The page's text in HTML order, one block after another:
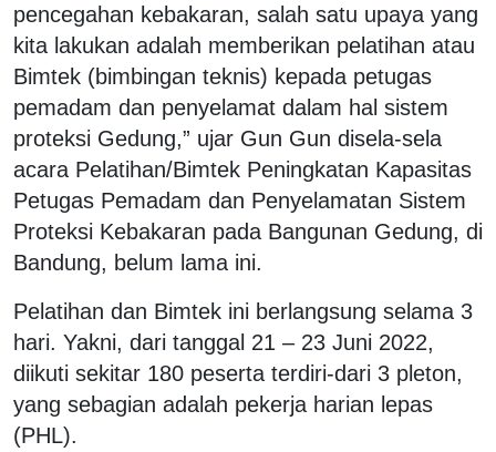
pencegahan kebakaran, salah satu upaya yang
kita lakukan adalah memberikan pelatihan atau
Bimtek (bimbingan teknis) kepada petugas
pemadam dan penyelamat dalam hal sistem
proteksi Gedung,” ujar Gun Gun disela-sela
acara Pelatihan/Bimtek Peningkatan Kapasitas
Petugas Pemadam dan Penyelamatan Sistem
Proteksi Kebakaran pada Bangunan Gedung, di
Bandung, belum lama ini.
Pelatihan dan Bimtek ini berlangsung selama 3
hari. Yakni, dari tanggal 21 – 23 Juni 2022,
diikuti sekitar 180 peserta terdiri-dari 3 pleton,
yang sebagian adalah pekerja harian lepas
(PHL).